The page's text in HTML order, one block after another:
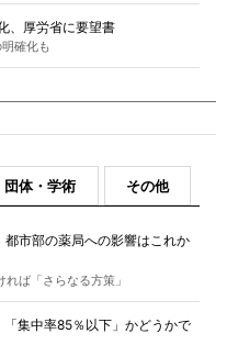
、厚労省に要望書
確化も
団体・学術 その他
都市部の薬局への影響はこれか
ば「さらなる方策」
「集中率85％以下」かどうかで